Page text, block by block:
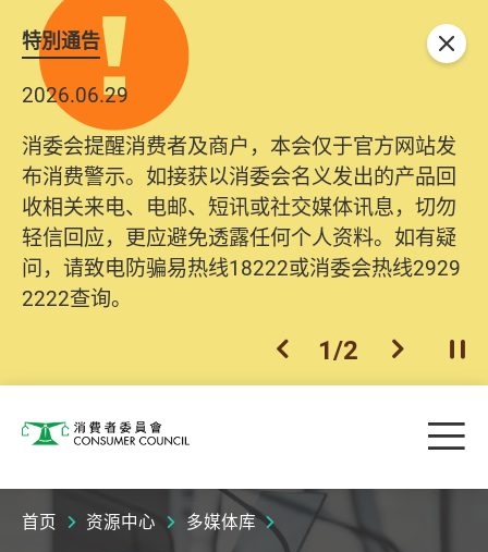
特別通告
2026.06.29
消委会提醒消费者及商户，本会仅于官方网站发
布消费警示。如接获以消委会名义发出的产品回
收相关来电、电邮、短讯或社交媒体讯息，切勿
轻信回应，更应避免透露任何个人资料。如有疑
问，请致电防骗易热线18222或消委会热线2929
2222查询。
上一个
1/2 下一个开
关闭
消费者委员会 目
首页 资源中心 多媒体库